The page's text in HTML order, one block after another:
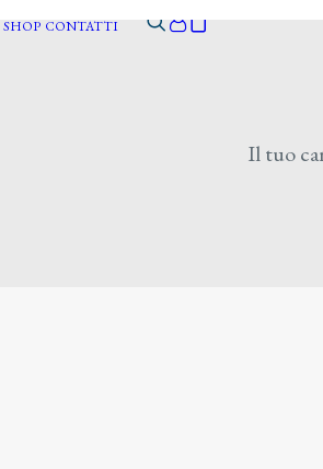
SHOP CONTATTI
Il tuo